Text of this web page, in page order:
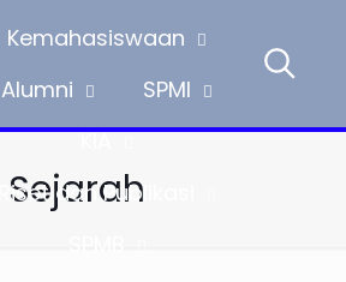
Kemahasiswaan
Alumni
SPMI
KIA
Riset dan Publikasi
Sejarah